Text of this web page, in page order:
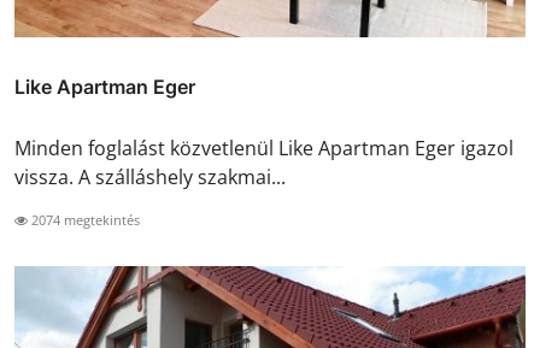
Like Apartman Eger
Minden foglalást közvetlenül Like Apartman Eger igazol
vissza. A szálláshely szakmai...
2074 megtekintés